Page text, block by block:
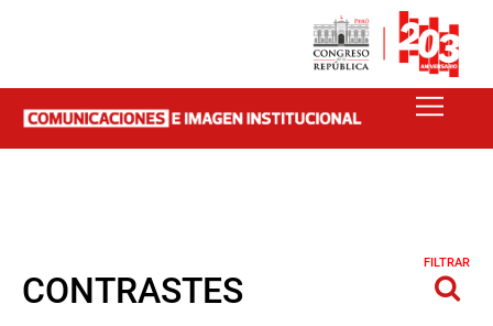
CONTRASTES
FILTRAR